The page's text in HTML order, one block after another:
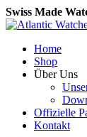
Swiss Made
Home
Shop
Über Uns
Offizielle
Kontakt